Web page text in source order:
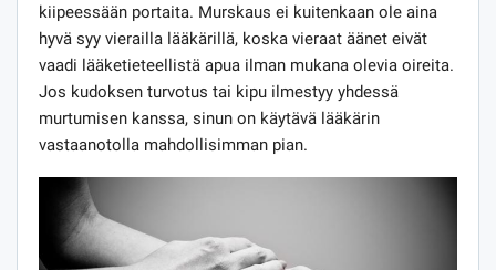
kiipeessään portaita. Murskaus ei kuitenkaan ole aina
hyvä syy vierailla lääkärillä, koska vieraat äänet eivät
vaadi lääketieteellistä apua ilman mukana olevia oireita.
Jos kudoksen turvotus tai kipu ilmestyy yhdessä
murtumisen kanssa, sinun on käytävä lääkärin
vastaanotolla mahdollisimman pian.